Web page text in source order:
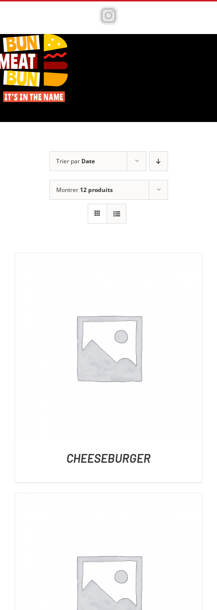
contenu
Instagram
Trier par Date
Montrer 12 produits
DÉTAILS
CHEESEBURGER
DÉTAILS